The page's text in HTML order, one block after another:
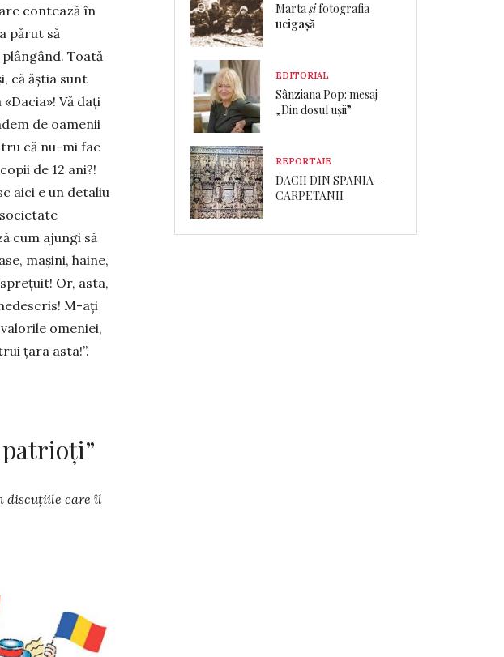
contează în
părut să
Toată
că ăștia sunt
Vă dați
de oamenii
că nu-mi fac
de 12 ani?!
aici e un detaliu
cum ajungi să
mașini, haine,
Or, asta,
M-ați
omeniei,
țara asta!”.
patrioți”
discuțiile care îl
Martașifotografia
ucigașă
EDITORIAL
Sânziana Pop: mesaj
„Din dosul ușii”
REPORTAJE
DACII DIN SPANIA –
CARPETANII